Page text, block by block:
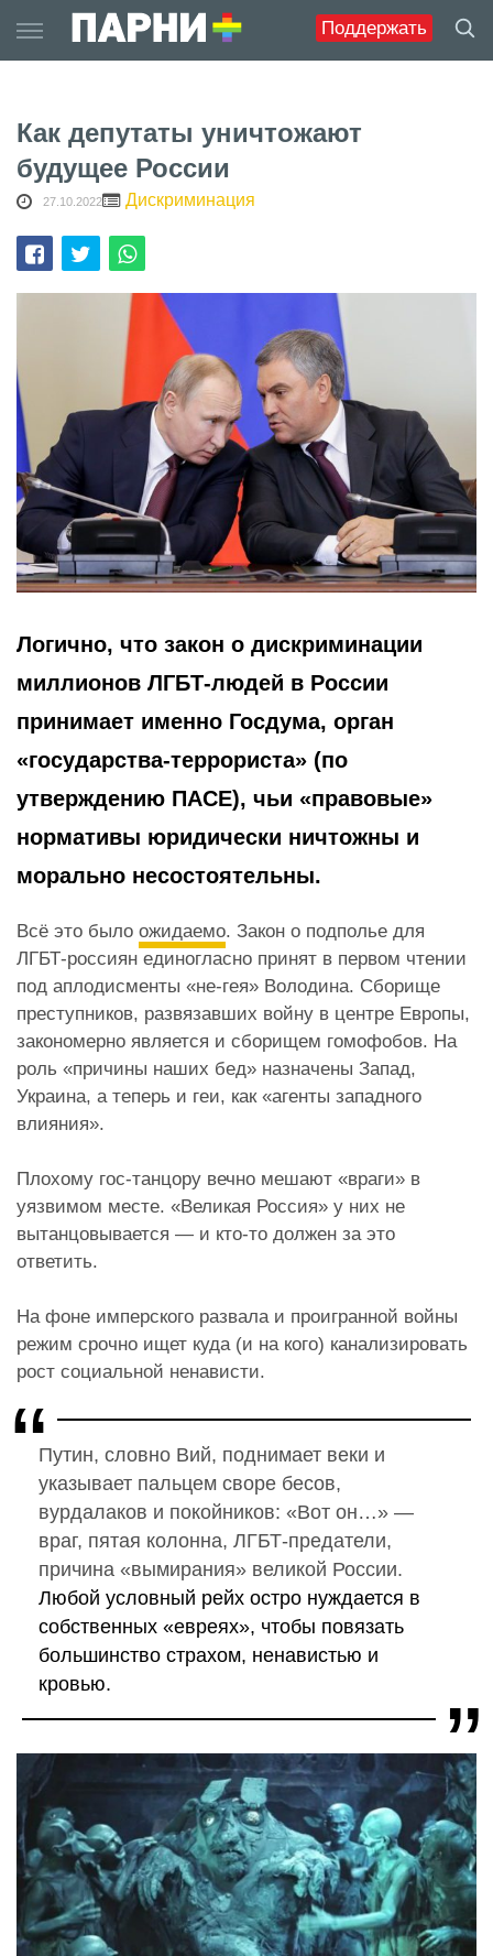
Поддержать
to
content
Как депутаты уничтожают
будущее России
27.10.2022 Дискриминация
Логично, что закон о дискриминации
миллионов ЛГБТ-людей в России
принимает именно Госдума, орган
«государства-террориста» (по
утверждению ПАСЕ), чьи «правовые»
нормативы юридически ничтожны и
морально несостоятельны.
Всё это было ожидаемо. Закон о подполье для
ЛГБТ-россиян единогласно принят в первом чтении
под аплодисменты «не-гея» Володина. Сборище
преступников, развязавших войну в центре Европы,
закономерно является и сборищем гомофобов. На
роль «причины наших бед» назначены Запад,
Украина, а теперь и геи, как «агенты западного
влияния».
Плохому гос-танцору вечно мешают «враги» в
уязвимом месте. «Великая Россия» у них не
вытанцовывается — и кто-то должен за это
ответить.
На фоне имперского развала и проигранной войны
режим срочно ищет куда (и на кого) канализировать
рост социальной ненависти.
Путин, словно Вий, поднимает веки и
указывает пальцем своре бесов,
вурдалаков и покойников: «Вот он…» —
враг, пятая колонна, ЛГБТ-предатели,
причина «вымирания» великой России.
Любой условный рейх остро нуждается в
собственных «евреях», чтобы повязать
большинство страхом, ненавистью и
кровью.